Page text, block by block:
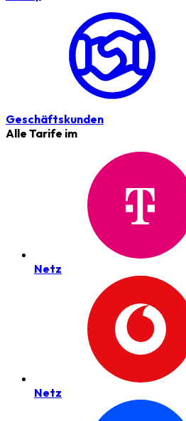
Geschäftskunden
Alle Tarife im
Netz
Netz